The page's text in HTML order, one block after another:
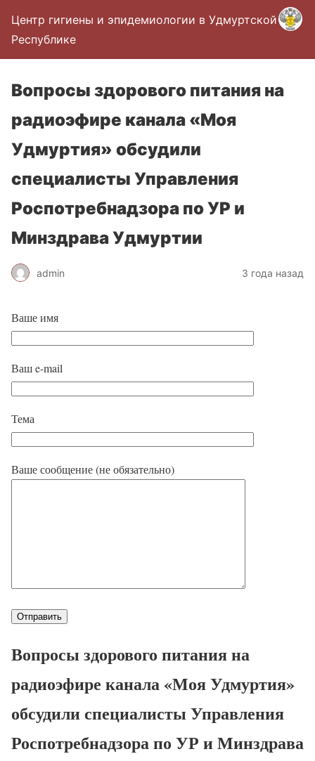
Центр гигиены и эпидемиологии в Удмуртской
Республике
Вопросы здорового питания на
радиоэфире канала «Моя
Удмуртия» обсудили
специалисты Управления
Роспотребнадзора по УР и
Минздрава Удмуртии
admin 3 года назад
Ваше имя
Ваш e-mail
Тема
Ваше сообщение (не обязательно)
Вопросы здорового питания на
радиоэфире канала «Моя Удмуртия»
обсудили специалисты Управления
Роспотребнадзора по УР и Минздрава